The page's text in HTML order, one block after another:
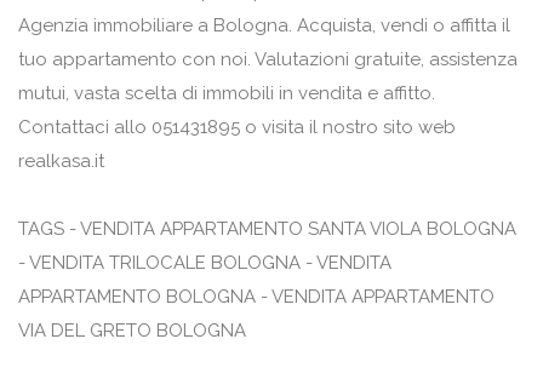
Agenzia immobiliare a Bologna. Acquista, vendi o affitta il
tuo appartamento con noi. Valutazioni gratuite, assistenza
mutui, vasta scelta di immobili in vendita e affitto.
Contattaci allo 051431895 o visita il nostro sito web
realkasa.it
TAGS - VENDITA APPARTAMENTO SANTA VIOLA BOLOGNA
- VENDITA TRILOCALE BOLOGNA - VENDITA
APPARTAMENTO BOLOGNA - VENDITA APPARTAMENTO
VIA DEL GRETO BOLOGNA